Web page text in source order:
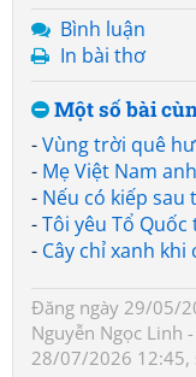
Bình luận
In bài thơ
Một số bài
-Vùng trời quê
- Mẹ Việt Nam
- Nếu có kiếp
-Tôi yêu Tổ Quốc
- Cây chỉ xanh khi
Đăng ngày 29/05/
Nguyễn Ngọc Linh
28/07/2026 12:45,